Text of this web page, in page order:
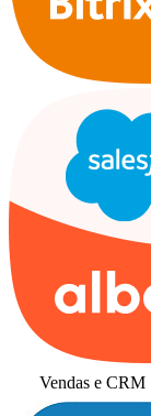
Vendas e CRM